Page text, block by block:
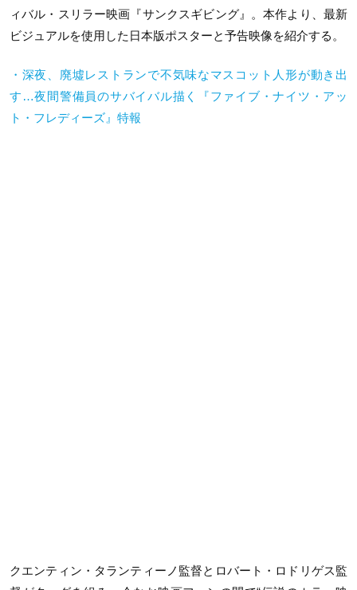
ィバル・スリラー映画『サンクスギビング』。本作より、最新
ビジュアルを使用した日本版ポスターと予告映像を紹介する。
・深夜、廃墟レストランで不気味なマスコット人形が動き出
す…夜間警備員のサバイバル描く『ファイブ・ナイツ・アッ
ト・フレディーズ』特報
クエンティン・タランティーノ監督とロバート・ロドリゲス監